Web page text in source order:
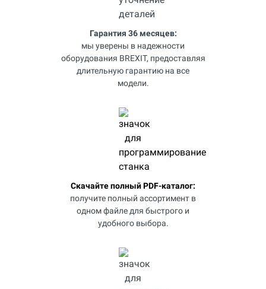
Гарантия 36 месяцев:
мы уверены в надежности
оборудования BREXIT, предоставляя
длительную гарантию на все
модели.
Скачайте полный PDF-каталог:
получите полный ассортимент в
одном файле для быстрого и
удобного выбора.